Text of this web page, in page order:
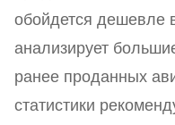
обойдется дешевле
анализирует
ранее проданных
статистики